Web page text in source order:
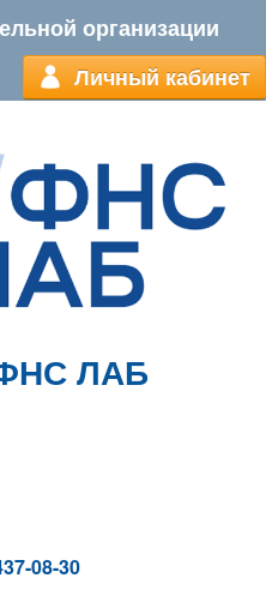
организации
Личный кабинет
ЛАБ
08-30